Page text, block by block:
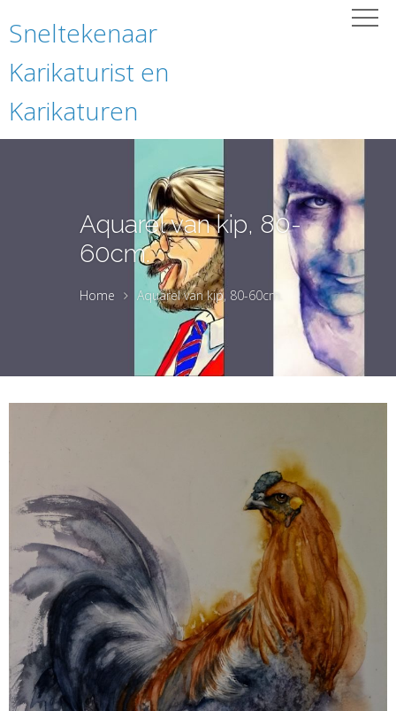
Sneltekenaar
Karikaturist en
Karikaturen
Aquarel van kip, 80-
60cm.
Home Aquarel van kip, 80-60cm.